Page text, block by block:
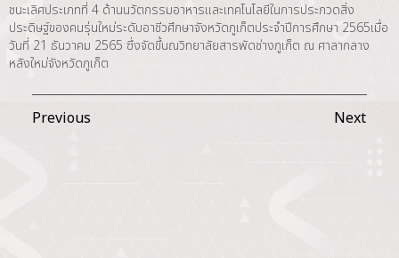
ชนะเลิศประเภทที่ 4 ด้านนวัตกรรมอาหารและเทคโนโลยีในการประกวดสิ่ง
ประดิษฐ์ของคนรุ่นใหม่ระดับอาชีวศึกษาจังหวัดภูเก็ตประจำปีการศึกษา 2565เมื่อ
วันที่ 21 ธันวาคม 2565 ซึ่งจัดขึ้นณวิทยาลัยสารพัดช่างภูเก็ต ณ ศาลากลาง
หลังใหม่จังหวัดภูเก็ต
Previous Next